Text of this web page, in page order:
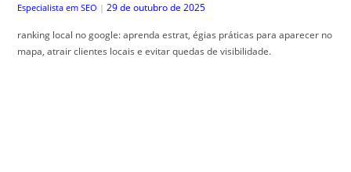
Especialista em SEO | 29 de outubro de 2025
ranking local no google: aprenda estrat, égias práticas para aparecer no
mapa, atrair clientes locais e evitar quedas de visibilidade.